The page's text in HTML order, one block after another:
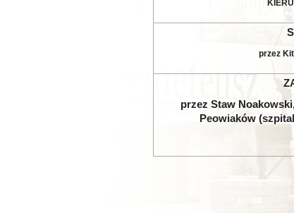
przez
przez Staw
Peowiaków